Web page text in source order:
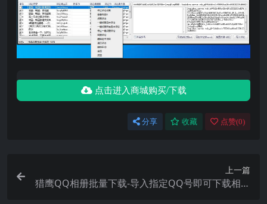
点击进入商城购买/下载
分享 收藏 点赞(0)
上一篇
猎鹰QQ相册批量下载-导入指定QQ号即可下载相册